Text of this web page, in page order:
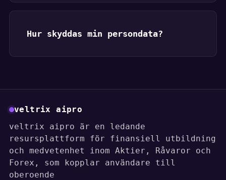
Hur skyddas min persondata?
veltrix aipro
veltrix aipro är en ledande
resursplattform för finansiell utbildning
och medvetenhet inom Aktier, Råvaror och
Forex, som kopplar användare till
oberoende